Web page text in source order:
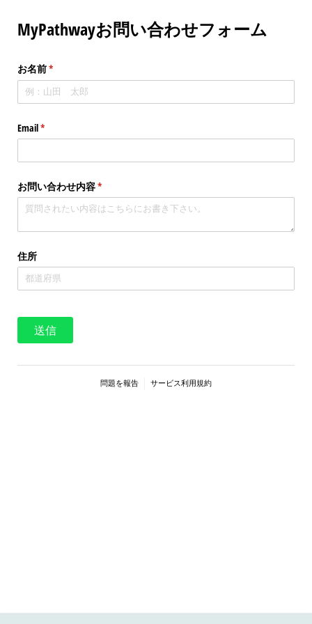
MyPathwayお問い合わせフォーム
お名前*
(必須)
Email*
(必須)
お問い合わせ内容*
(必須)
住所
送信
問題を報告 サービス利用規約